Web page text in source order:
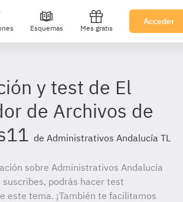
Esquemas Mes gratis
Acceder
y test de El
de Archivos de
de Administrativos Andalucía TL
sobre Administrativos Andalucía
suscribes, podrás hacer test
este tema. ¡También te facilitamos